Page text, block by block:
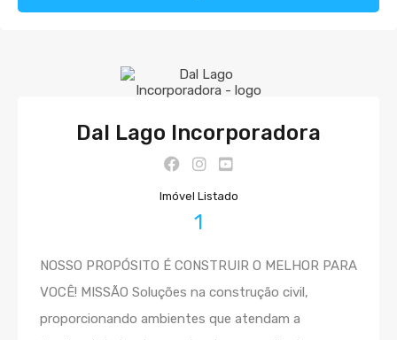
Dal Lago Incorporadora
Imóvel Listado
1
NOSSO PROPÓSITO É CONSTRUIR O MELHOR PARA
VOCÊ! MISSÃO Soluções na construção civil,
proporcionando ambientes que atendam a